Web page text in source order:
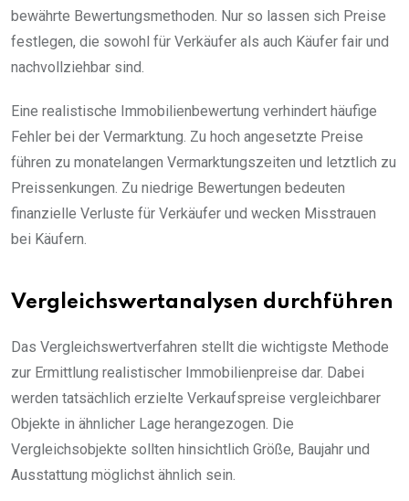
bewährte Bewertungsmethoden. Nur so lassen sich Preise
festlegen, die sowohl für Verkäufer als auch Käufer fair und
nachvollziehbar sind.
Eine realistische Immobilienbewertung verhindert häufige
Fehler bei der Vermarktung. Zu hoch angesetzte Preise
führen zu monatelangen Vermarktungszeiten und letztlich zu
Preissenkungen. Zu niedrige Bewertungen bedeuten
finanzielle Verluste für Verkäufer und wecken Misstrauen
bei Käufern.
Vergleichswertanalysen durchführen
Das Vergleichswertverfahren stellt die wichtigste Methode
zur Ermittlung realistischer Immobilienpreise dar. Dabei
werden tatsächlich erzielte Verkaufspreise vergleichbarer
Objekte in ähnlicher Lage herangezogen. Die
Vergleichsobjekte sollten hinsichtlich Größe, Baujahr und
Ausstattung möglichst ähnlich sein.